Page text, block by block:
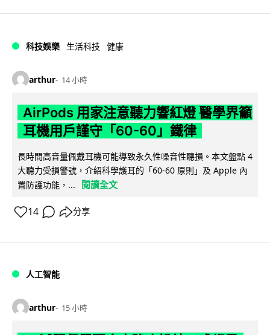
科技娛樂 生活科技 健康
arthur 14 小時
AirPods 用家注意聽力響紅燈 醫學界籲
耳機用戶謹守「60-60」鐵律
長時間高音量佩戴耳機可能導致永久性噪音性聽損。本文盤點 4
大聽力受損警號，介紹科學護耳的「60-60 原則」及 Apple 內
置防護功能，...
閱讀全文
14 分享
人工智能
arthur 15 小時